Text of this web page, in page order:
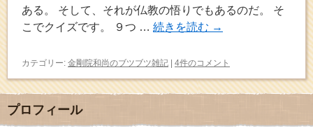
ある。 そして、それが仏教の悟りでもあるのだ。 そ
こでクイズです。 ９つ … 続きを読む →
カテゴリー: 金剛院和尚のブツブツ雑記 | 4件のコメント
プロフィール